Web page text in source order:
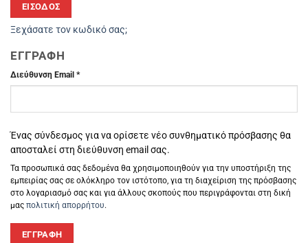
ΕΊΣΟΔΟΣ
Ξεχάσατε τον κωδικό σας;
ΕΓΓΡΑΦΉ
Διεύθυνση Email *Απαιτείται
Ένας σύνδεσμος για να ορίσετε νέο συνθηματικό πρόσβασης θα
αποσταλεί στη διεύθυνση email σας.
Τα προσωπικά σας δεδομένα θα χρησιμοποιηθούν για την υποστήριξη της
εμπειρίας σας σε ολόκληρο τον ιστότοπο, για τη διαχείριση της πρόσβασης
στο λογαριασμό σας και για άλλους σκοπούς που περιγράφονται στη δική
μας πολιτική απορρήτου.
ΕΓΓΡΑΦΉ